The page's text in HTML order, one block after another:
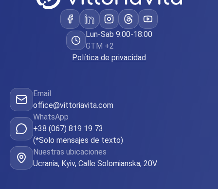
Lun-Sab 9:00-18:00
GTM +2
Política de privacidad
Email
office@vittoriavita.com
WhatsApp
+38 (067) 819 19 73
(*Solo mensajes de texto)
Nuestras ubicaciones
Ucrania, Kyiv, Calle Solomianska, 20V